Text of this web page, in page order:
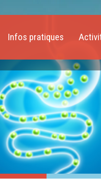
Infos pratiques